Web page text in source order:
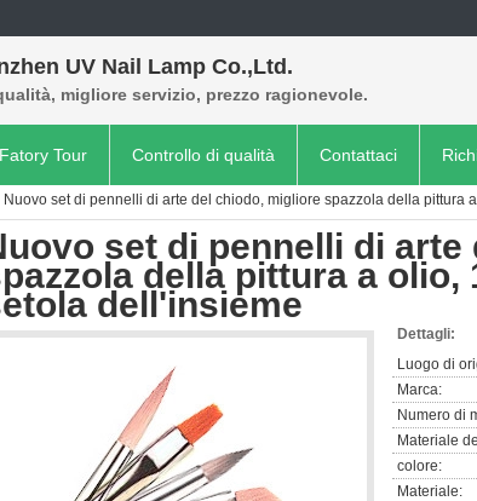
UV Nail Lamp Co.,Ltd.
migliore servizio, prezzo ragionevole.
Fatory Tour Controllo di qualità Contattaci
Nuovo set di pennelli di arte del chiodo, migliore spazzola della pittura
set di pennelli di
della pittura a olio,
dell'insieme
Dettagli:
Luogo di
Marca:
Numero di
Materiale
colore:
Materiale: